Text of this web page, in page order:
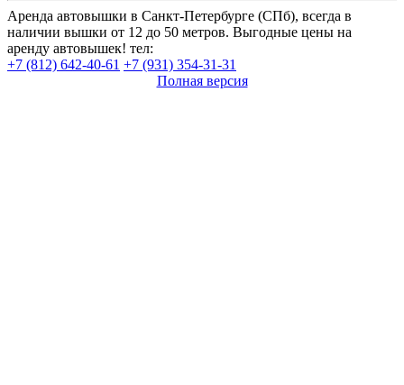
Аренда автовышки в Санкт-Петербурге (СПб), всегда в
наличии вышки от 12 до 50 метров. Выгодные цены на
аренду автовышек! тел:
+7 (812) 642-40-61 +7 (931) 354-31-31
Полная версия